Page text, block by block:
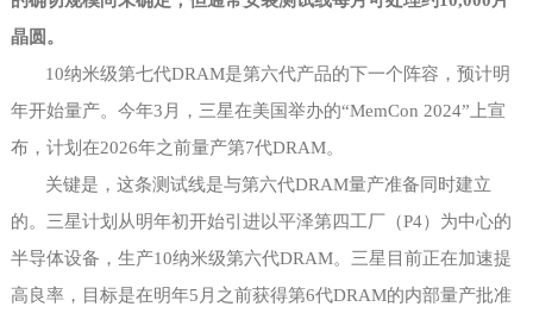
晶圆。
10纳米级第七代DRAM是第六代产品的下一个阵容，预计明
年开始量产。今年3月，三星在美国举办的“MemCon 2024”上宣
布，计划在2026年之前量产第7代DRAM。
关键是，这条测试线是与第六代DRAM量产准备同时建立
的。三星计划从明年初开始引进以平泽第四工厂（P4）为中心的
半导体设备，生产10纳米级第六代DRAM。三星目前正在加速提
高良率，目标是在明年5月之前获得第6代DRAM的内部量产批准